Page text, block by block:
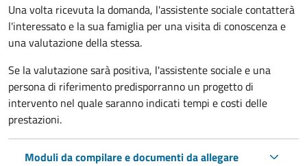
Una volta ricevuta la domanda, l'assistente sociale contatterà
l'interessato e la sua famiglia per una visita di conoscenza e
una valutazione della stessa.
Se la valutazione sarà positiva, l'assistente sociale e una
persona di riferimento predisporranno un progetto di
intervento nel quale saranno indicati tempi e costi delle
prestazioni.
Moduli da compilare e documenti da allegare